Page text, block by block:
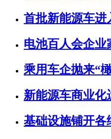
首批新能源车进
电池百人会企业
乘用车企抛来“
新能源车商业化
基础设施铺开各